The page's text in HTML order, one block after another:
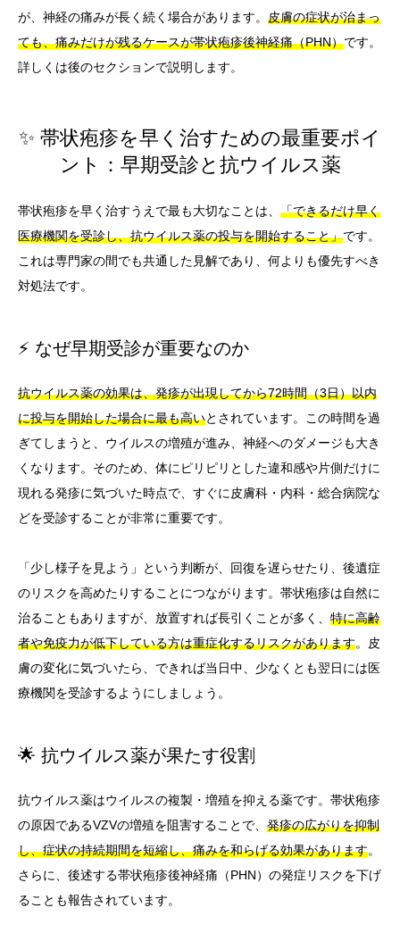
が、神経の痛みが長く続く場合があります。 皮膚の症状が治まっ
ても、痛みだけが残るケースが帯状疱疹後神経痛（PHN）です。
詳しくは後のセクションで説明します。
✨ 帯状疱疹を早く治すための最重要ポイ
ント：早期受診と抗ウイルス薬
帯状疱疹を早く治すうえで最も大切なことは、 「できるだけ早く
医療機関を受診し、抗ウイルス薬の投与を開始すること」です。
これは専門家の間でも共通した見解であり、何よりも優先すべき
対処法です。
⚡ なぜ早期受診が重要なのか
抗ウイルス薬の効果は、発疹が出現してから72時間（3日）以内
に投与を開始した場合に最も高いとされています。この時間を過
ぎてしまうと、ウイルスの増殖が進み、神経へのダメージも大き
くなります。そのため、体にピリピリとした違和感や片側だけに
現れる発疹に気づいた時点で、すぐに皮膚科・内科・総合病院な
どを受診することが非常に重要です。
「少し様子を見よう」という判断が、回復を遅らせたり、後遺症
のリスクを高めたりすることにつながります。帯状疱疹は自然に
治ることもありますが、放置すれば長引くことが多く、 特に高齢
者や免疫力が低下している方は重症化するリスクがあります。皮
膚の変化に気づいたら、できれば当日中、少なくとも翌日には医
療機関を受診するようにしましょう。
🌟 抗ウイルス薬が果たす役割
抗ウイルス薬はウイルスの複製・増殖を抑える薬です。帯状疱疹
の原因であるVZVの増殖を阻害することで、 発疹の広がりを抑制
し、症状の持続期間を短縮し、痛みを和らげる効果があります。
さらに、後述する帯状疱疹後神経痛（PHN）の発症リスクを下げ
ることも報告されています。